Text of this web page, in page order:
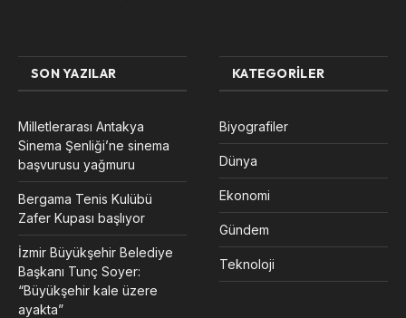
SON YAZILAR
Milletlerarası Antakya
Sinema Şenliği’ne sinema
başvurusu yağmuru
Bergama Tenis Kulübü
Zafer Kupası başlıyor
İzmir Büyükşehir Belediye
Başkanı Tunç Soyer:
“Büyükşehir kale üzere
ayakta”
KATEGORILER
Biyografiler
Dünya
Ekonomi
Gündem
Teknoloji